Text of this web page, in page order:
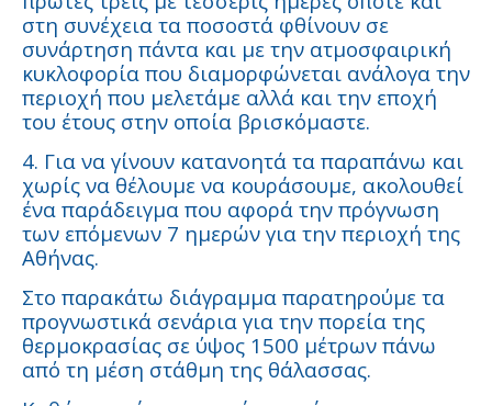
στη συνέχεια τα ποσοστά φθίνουν σε
συνάρτηση πάντα και με την ατμοσφαιρική
κυκλοφορία που διαμορφώνεται ανάλογα την
περιοχή που μελετάμε αλλά και την εποχή
του έτους στην οποία βρισκόμαστε.
4. Για να γίνουν κατανοητά τα παραπάνω και
χωρίς να θέλουμε να κουράσουμε, ακολουθεί
ένα παράδειγμα που αφορά την πρόγνωση
των επόμενων 7 ημερών για την περιοχή της
Αθήνας.
Στο παρακάτω διάγραμμα παρατηρούμε τα
προγνωστικά σενάρια για την πορεία της
θερμοκρασίας σε ύψος 1500 μέτρων πάνω
από τη μέση στάθμη της θάλασσας.